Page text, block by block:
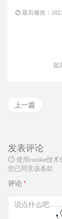
最后修改：
如
上一篇
发表评论
使用cookie技
您已同意该条款
评论 *